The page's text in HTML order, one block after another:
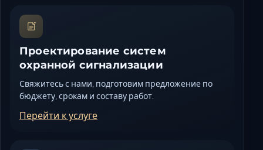
Проектирование систем
охранной сигнализации
Свяжитесь с нами, подготовим предложение по
бюджету, срокам и составу работ.
Перейти к услуге